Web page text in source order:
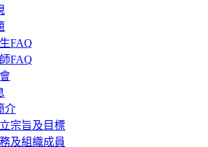
FAQ
FAQ
介
宗旨及目標
及組織成員